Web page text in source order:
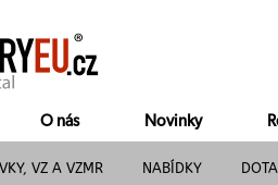
O nás Novinky
VZ A VZMR NABÍDKY